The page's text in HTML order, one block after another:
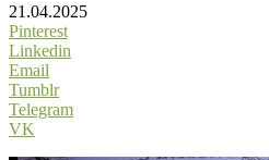
21.04.2025
Pinterest
Linkedin
Email
Tumblr
Telegram
VK